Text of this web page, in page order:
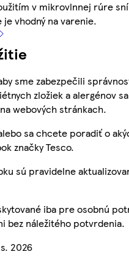
v mikrovlnnej rúre
vhodný na varenie.
sme zabezpečili
zložiek a alergénov
webových stránkach.
sa chcete poradiť o
značky Tesco.
sú pravidelne
iba pre osobnú
bez náležitého potvrdenia.
2026